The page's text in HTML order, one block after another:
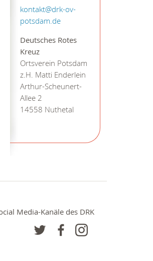
kontakt@drk-ov-
potsdam.de
Deutsches Rotes
Kreuz
Ortsverein Potsdam
z.H. Matti Enderlein
Arthur-Scheunert-
Allee 2
14558 Nuthetal
Media-Kanäle des DRK